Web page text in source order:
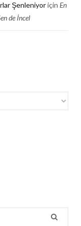
Şenleniyoriçin En
de İncel